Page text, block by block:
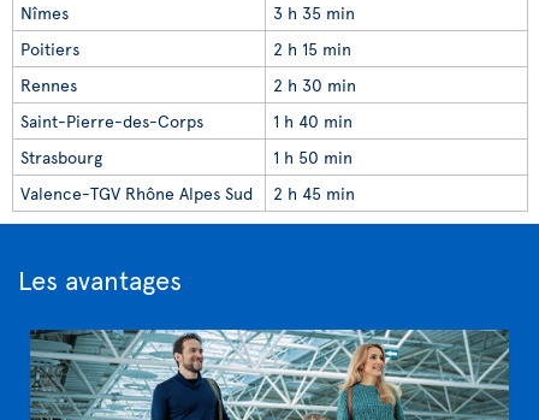
Nîmes
3 h 35 min
Poitiers
2 h 15 min
Rennes
2 h 30 min
Saint-Pierre-des-Corps
1 h 40 min
Strasbourg
1 h 50 min
Valence-TGV Rhône Alpes Sud
2 h 45 min
Les avantages